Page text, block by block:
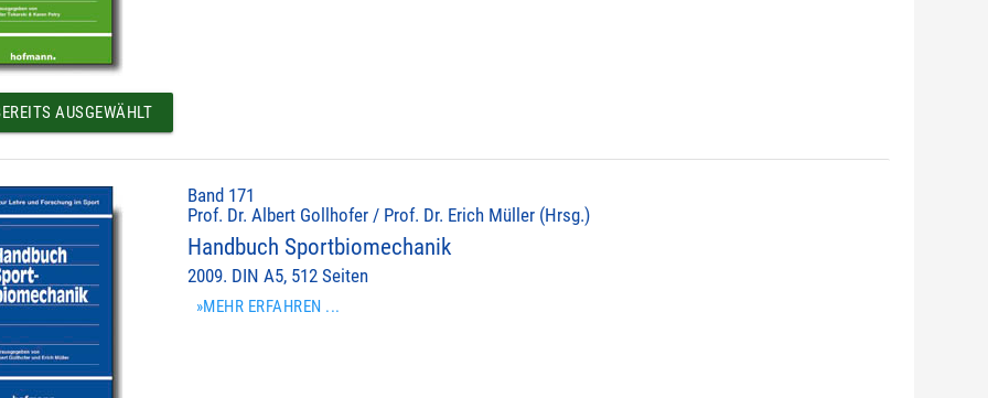
AUSGEWÄHLT
Band 171
Prof. Dr. Albert Gollhofer / Prof. Dr. Erich Müller (Hrsg.)
Handbuch Sportbiomechanik
2009. DIN A5, 512 Seiten
»MEHR ERFAHREN ...